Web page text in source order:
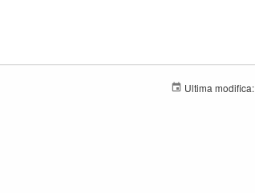
Ultima modifica: